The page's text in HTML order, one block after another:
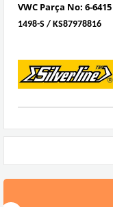
VWC Parça No: 6-6415
1498-S / KS87978816